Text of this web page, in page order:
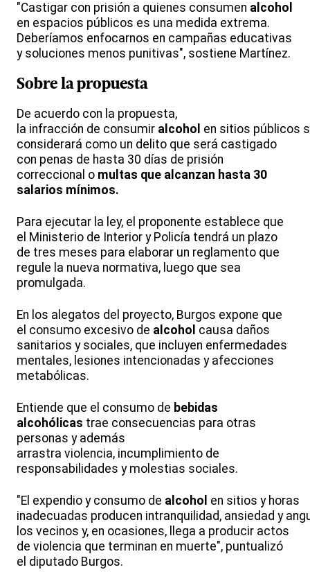
"Castigar con prisión a quienes consumen alcohol
en espacios públicos es una medida extrema.
Deberíamos enfocarnos en campañas educativas
y soluciones menos punitivas", sostiene Martínez.
Sobre la propuesta
De acuerdo con la propuesta,
la infracción de consumir alcohol en sitios públicos
considerará como un delito que será castigado
con penas de hasta 30 días de prisión
correccional o multas que alcanzan hasta 30
salarios mínimos.
Para ejecutar la ley, el proponente establece que
el Ministerio de Interior y Policía tendrá un plazo
de tres meses para elaborar un reglamento que
regule la nueva normativa, luego que sea
promulgada.
En los alegatos del proyecto, Burgos expone que
el consumo excesivo de alcohol causa daños
sanitarios y sociales, que incluyen enfermedades
mentales, lesiones intencionadas y afecciones
metabólicas.
Entiende que el consumo de bebidas
alcohólicas trae consecuencias para otras
personas y además
arrastra violencia, incumplimiento de
responsabilidades y molestias sociales.
"El expendio y consumo de alcohol en sitios y horas
inadecuadas producen intranquilidad, ansiedad y
los vecinos y, en ocasiones, llega a producir actos
de violencia que terminan en muerte", puntualizó
el diputado Burgos.